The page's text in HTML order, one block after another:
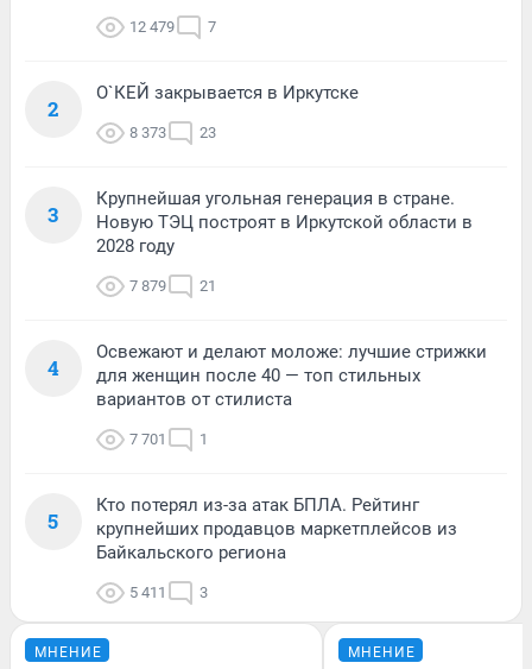
12 479 7
2
О`КЕЙ закрывается в Иркутске
8 373 23
3
Крупнейшая угольная генерация в стране.
Новую ТЭЦ построят в Иркутской области в
2028 году
7 879 21
4
Освежают и делают моложе: лучшие стрижки
для женщин после 40 — топ стильных
вариантов от стилиста
7 701 1
5
Кто потерял из-за атак БПЛА. Рейтинг
крупнейших продавцов маркетплейсов из
Байкальского региона
5 411 3
МНЕНИЕ МНЕНИЕ